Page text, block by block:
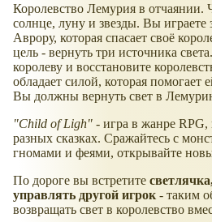
Королевство Лемурия в отчаянии.
солнце, луну и звезды. Вы
Аврору, которая спасает своё
цель - вернуть три источника
королеву и восстановите
обладает силой, которая помогает
Вы должны вернуть свет в
"Child of Ligh" - игра в жанре RPG,
разных сказках. Сражайтесь с
гномами и феями, открывайте
По дороге вы встретите
управлять другой игрок - таким
возвращать свет в королевство